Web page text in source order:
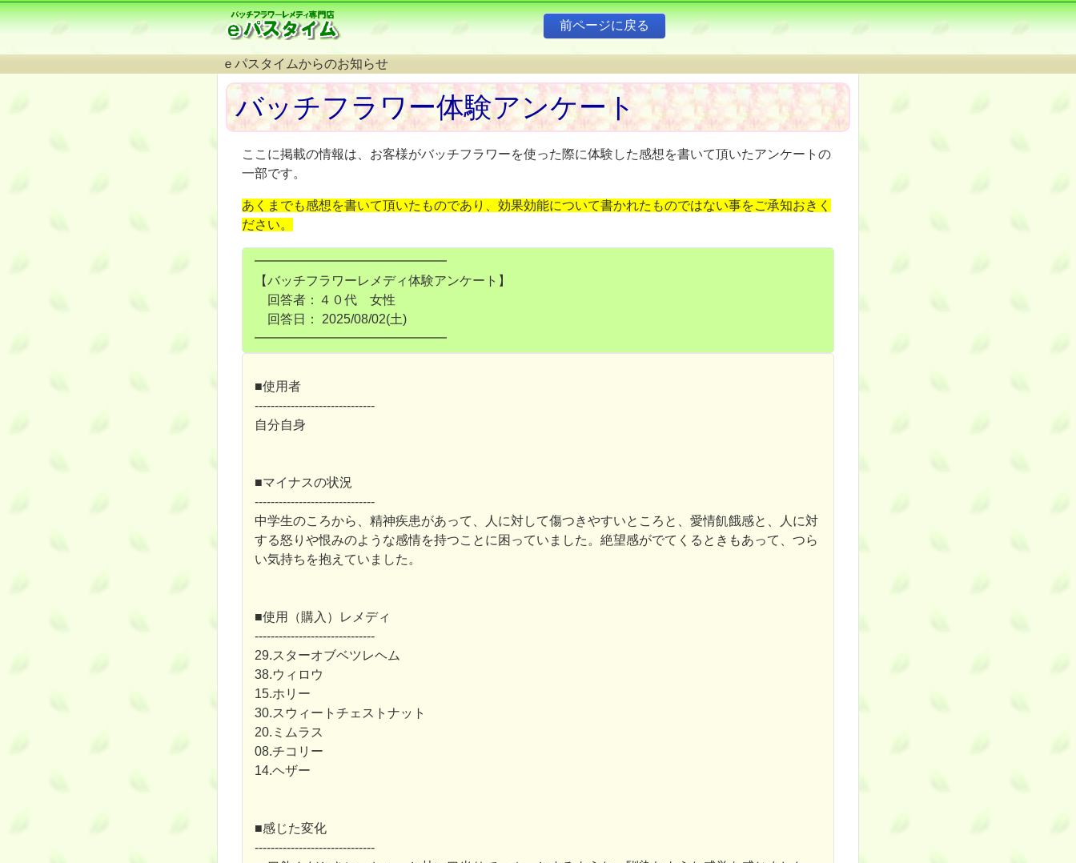
ｅパスタイムからのお知らせ
バッチフラワー体験アンケート
ここに掲載の情報は、お客様がバッチフラワーを使った際に体験した感想を書いて頂いたアンケートの
一部です。
あくまでも感想を書いて頂いたものであり、効果効能について書かれたものではない事をご承知おきく
ださい。
━━━━━━━━━━━━━━━
【バッチフラワーレメディ体験アンケート】
回答者：４０代 女性
回答日： 2025/08/02(土)
━━━━━━━━━━━━━━━
■使用者
------------------------------
自分自身
■マイナスの状況
------------------------------
中学生のころから、精神疾患があって、人に対して傷つきやすいところと、愛情飢餓感と、人に対
する怒りや恨みのような感情を持つことに困っていました。絶望感がでてくるときもあって、つら
い気持ちを抱えていました。
■使用（購入）レメディ
------------------------------
29.スターオブベツレヘム
38.ウィロウ
15.ホリー
30.スウィートチェストナット
20.ミムラス
08.チコリー
14.ヘザー
■感じた変化
------------------------------